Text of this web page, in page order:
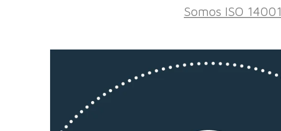
Somos ISO 14001